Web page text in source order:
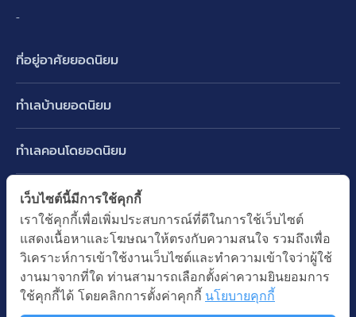
-
ที่อยู่อาศัยยอดนิยม
ทาวน์เฮ้าส์ ทาวน์โฮม
คอนโดมิเนียม
อาคารพาณิชย์ ตึกแถว
ที่ดินเปล่า
อพาร์ทเม้นท์ หอพัก
ออฟฟิต สำนักงาน
ทำเลบ้านยอดนิยม
บางนา รามคำแหง 2
ปทุมธานี รังสิต ลำลูกกา
นนทบุรี บางใหญ่ บางบัวทอง
ทำเลคอนโดยอดนิยม
พระราม 9
อ่อนนุช ปุณณวิถี
รัชดาภิเษก ห้วยขวาง
ห้าแยกลาดพร้าว
ทำเล BTS ยอดนิยม
BTS ทองหล่อ
BTS เอกมัย
BTS พร้อมพงษ์
BTS อ่อนนุช
ทำเล MRT ยอดนิยม
MRT เพชรบุรี
MRT พระราม 9
คำค้นยอดนิยม
เว็บไซต์นี้มีการใช้คุกกี้
เราใช้คุกกี้เพื่อเพิ่มประสบการณ์ที่ดีในการใช้เว็บไซต์
แสดงเนื้อหาและโฆษณาให้ตรงกับความสนใจ รวมถึงเพื่อ
วิเคราะห์การเข้าใช้งานเว็บไซต์และทำความเข้าใจว่าผู้ใช้
งานมาจากที่ใด ท่านสามารถเลือกตั้งค่าความยินยอมการ
ใช้คุกกี้ได้ โดยคลิกการตั้งค่าคุกกี้ นโยบายคุกกี้